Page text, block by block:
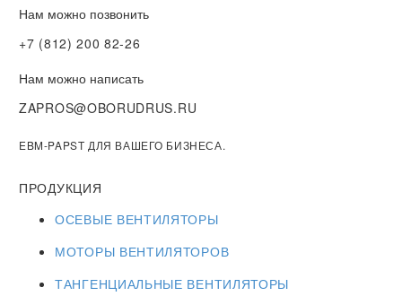
Нам можно позвонить
+7 (812) 200 82-26
Нам можно написать
ZAPROS@OBORUDRUS.RU
EBM-PAPST ДЛЯ ВАШЕГО БИЗНЕСА.
ПРОДУКЦИЯ
ОСЕВЫЕ ВЕНТИЛЯТОРЫ
МОТОРЫ ВЕНТИЛЯТОРОВ
ТАНГЕНЦИАЛЬНЫЕ ВЕНТИЛЯТОРЫ